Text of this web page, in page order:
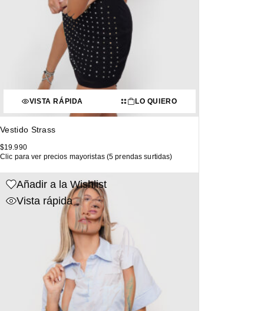
VISTA RÁPIDA LO QUIERO
Vestido Strass
$19.990
Clic para ver precios mayoristas (5 prendas surtidas)
Añadir a la Wishlist
Vista rápida